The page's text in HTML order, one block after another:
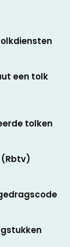
een tolk
tolken